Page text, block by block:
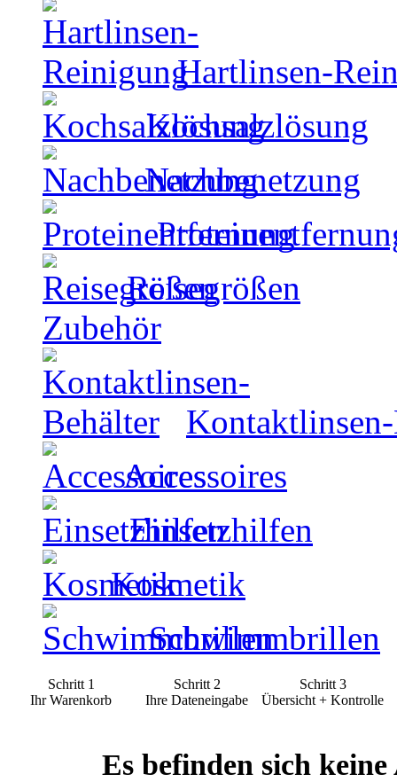
Hartlinsen-
Kochsalzlösung
Nachbenetzung
Reisegrößen
Zubehör
Accessoires
Einsetzhilfen
Kosmetik
Schwimmbrillen
Schritt 1
Ihr Warenkorb
Schritt 2
Ihre Dateneingabe
Schritt 3
Übersicht + Kontrolle
Es befinden sich